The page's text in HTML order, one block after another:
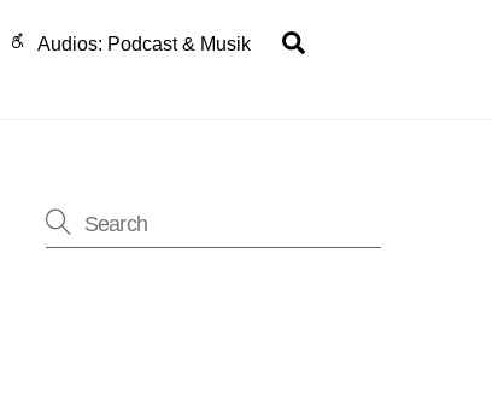
Audios: Podcast & Musik